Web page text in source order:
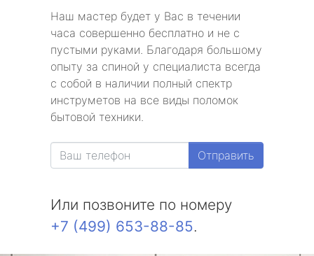
Наш мастер будет у Вас в течении
часа совершенно бесплатно и не с
пустыми руками. Благодаря большому
опыту за спиной у специалиста всегда
с собой в наличии полный спектр
инструметов на все виды поломок
бытовой техники.
Отправить
Или позвоните по номеру
+7 (499) 653-88-85.